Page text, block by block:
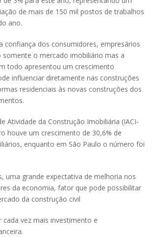
de mais de 150 mil postos de trabalhos
ano.
confiança dos consumidores, empresários
somente o mercado imobiliário mas a
todo apresentou um crescimento
influenciar diretamente nas construções
residenciais às novas construções dos
Atividade da Construção Imobiliária (IACI-
houve um crescimento de 30,6% de
enquanto em São Paulo o número foi
uma grande expectativa de melhoria nos
da economia, fator que pode possibilitar
da construção civil
vez mais investimento e